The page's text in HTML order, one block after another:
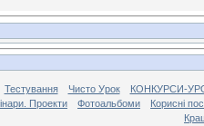
Тестування Чисто Урок
КОНКУРСИ-
Проекти Фотоальбоми
Корисні